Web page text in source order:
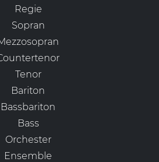
Regie
Sopran
Tenor
Bariton
Bassbariton
Bass
Orchester
Ensemble